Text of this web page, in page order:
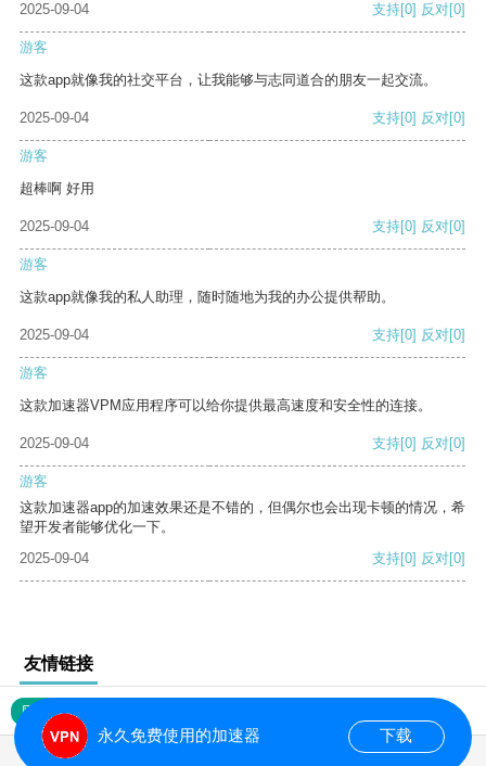
2025-09-04
支持[0] 反对[0]
游客
这款app就像我的社交平台，让我能够与志同道合的朋友一起交流。
2025-09-04 支持[0] 反对[0]
游客
超棒啊 好用
2025-09-04 支持[0] 反对[0]
游客
这款app就像我的私人助理，随时随地为我的办公提供帮助。
2025-09-04 支持[0] 反对[0]
游客
这款加速器VPM应用程序可以给你提供最高速度和安全性的连接。
2025-09-04 支持[0] 反对[0]
游客
这款加速器app的加速效果还是不错的，但偶尔也会出现卡顿的情况，希
望开发者能够优化一下。
2025-09-04
支持[0] 反对[0]
友情链接
网站地图
永久免费使用的加速器 下载